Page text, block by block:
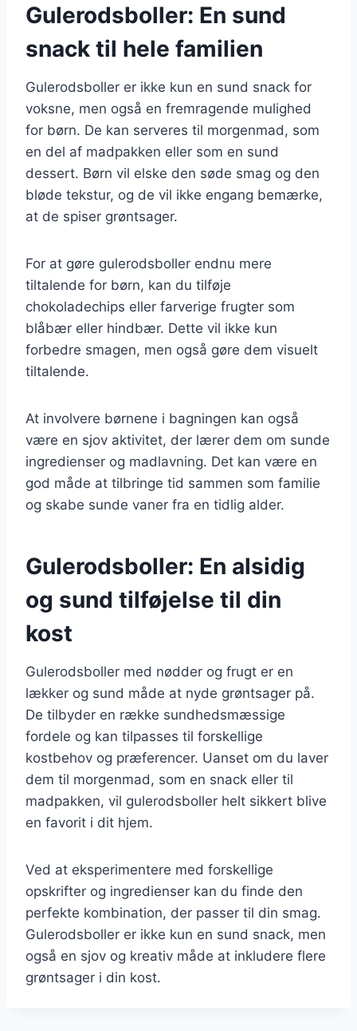
Gulerodsboller: En sund
snack til hele familien
Gulerodsboller er ikke kun en sund snack for
voksne, men også en fremragende mulighed
for børn. De kan serveres til morgenmad, som
en del af madpakken eller som en sund
dessert. Børn vil elske den søde smag og den
bløde tekstur, og de vil ikke engang bemærke,
at de spiser grøntsager.
For at gøre gulerodsboller endnu mere
tiltalende for børn, kan du tilføje
chokoladechips eller farverige frugter som
blåbær eller hindbær. Dette vil ikke kun
forbedre smagen, men også gøre dem visuelt
tiltalende.
At involvere børnene i bagningen kan også
være en sjov aktivitet, der lærer dem om sunde
ingredienser og madlavning. Det kan være en
god måde at tilbringe tid sammen som familie
og skabe sunde vaner fra en tidlig alder.
Gulerodsboller: En alsidig
og sund tilføjelse til din
kost
Gulerodsboller med nødder og frugt er en
lækker og sund måde at nyde grøntsager på.
De tilbyder en række sundhedsmæssige
fordele og kan tilpasses til forskellige
kostbehov og præferencer. Uanset om du laver
dem til morgenmad, som en snack eller til
madpakken, vil gulerodsboller helt sikkert blive
en favorit i dit hjem.
Ved at eksperimentere med forskellige
opskrifter og ingredienser kan du finde den
perfekte kombination, der passer til din smag.
Gulerodsboller er ikke kun en sund snack, men
også en sjov og kreativ måde at inkludere flere
grøntsager i din kost.